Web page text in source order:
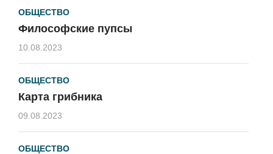
ОБЩЕСТВО
Философские пупсы
10.08.2023
ОБЩЕСТВО
Карта грибника
09.08.2023
ОБЩЕСТВО